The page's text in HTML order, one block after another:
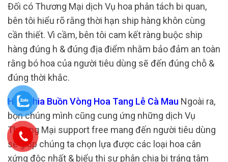
Đối có Thương Mại dịch Vụ hoa phân tách bi quan,
bên tôi hiểu rõ rằng thời hạn ship hàng khôn cùng
cần thiết. Vì cầm, bên tôi cam kết ràng buộc ship
hàng đúng h & đúng địa điểm nhằm bảo đảm an toàn
rằng bó hoa của người tiêu dùng sẽ đến đúng chỗ &
đúng thời khắc.
Hoa Chia Buồn Vòng Hoa Tang Lễ Cà Mau Ngoài ra,
bọn chúng mình cũng cung ứng những dịch Vụ
Thương Mại support free mang đến người tiêu dùng
sẽ giúp chúng ta chọn lựa được các loại hoa cân
xứng độc nhất & biểu thị sự phân chia bi tráng tâm